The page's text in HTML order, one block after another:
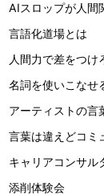
AIスロップが人間
言語化道場とは
人間力で差をつけ
名詞を使いこなせ
アーティストの言
言葉は違えどコミ
キャリアコンサル
添削体験会